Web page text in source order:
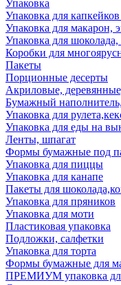
Упаковка
Упаковка для
Упаковка для макарон,
Упаковка для
Коробки для
Пакеты
Порционные десерты
Акриловые,
Бумажный
Упаковка для
Упаковка для еды на
Ленты, шпагат
Формы бумажные под
Упаковка для пиццы
Упаковка для канапе
Пакеты для
Упаковка для пряников
Упаковка для моти
Пластиковая упаковка
Подложки, салфетки
Упаковка для торта
Формы бумажные для
ПРЕМИУМ упаковка